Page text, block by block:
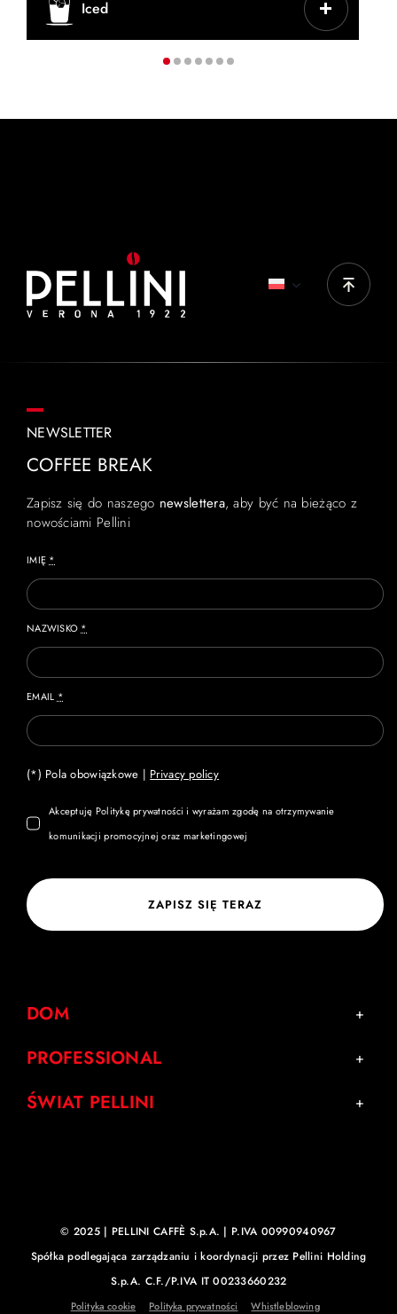
Kawa mrożona z lodem, czasem z
mlekiem/cukrem
FILIŻANKA/KUBEK
200–300 ml
Iced
NEWSLETTER
COFFEE BREAK
Zapisz się do naszego newslettera, aby być na bieżąco z
nowościami Pellini
IMIĘ *
NAZWISKO *
EMAIL *
(*) Pola obowiązkowe | Privacy policy
Akceptuję Politykę prywatności i wyrażam zgodę na otrzymywanie
komunikacji promocyjnej oraz marketingowej
ZAPISZ SIĘ TERAZ
DOM
PROFESSIONAL
ŚWIAT PELLINI
© 2025 | PELLINI CAFFÈ S.p.A. | P.IVA 00990940967
Spółka podlegająca zarządzaniu i koordynacji przez Pellini Holding
S.p.A. C.F./P.IVA IT 00233660232
Polityka cookie Polityka prywatności Whistleblowing